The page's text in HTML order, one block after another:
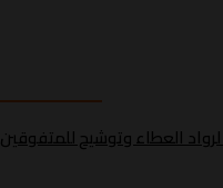
العطاء وتوشيح للمتفوقين